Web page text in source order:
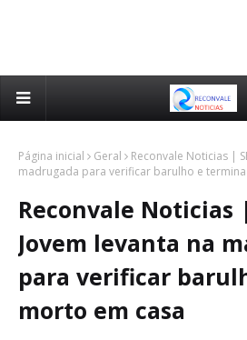
Página inicial Geral
Reconvale Noticias |
madrugada para verificar barulho e
Reconvale Noticias
Jovem levanta na
para verificar
morto em casa